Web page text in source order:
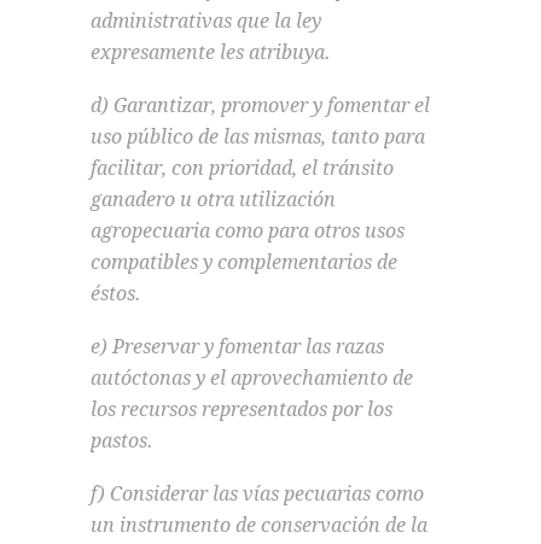
administrativas que la ley
expresamente les atribuya.
d) Garantizar, promover y fomentar el
uso público de las mismas, tanto para
facilitar, con prioridad, el tránsito
ganadero u otra utilización
agropecuaria como para otros usos
compatibles y complementarios de
éstos.
e) Preservar y fomentar las razas
autóctonas y el aprovechamiento de
los recursos representados por los
pastos.
f) Considerar las vías pecuarias como
un instrumento de conservación de la